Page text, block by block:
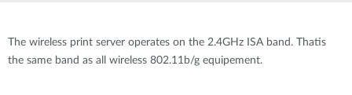
The wireless print server operates on the 2.4GHz ISA band. Thatis
the same band as all wireless 802.11b/g equipement.